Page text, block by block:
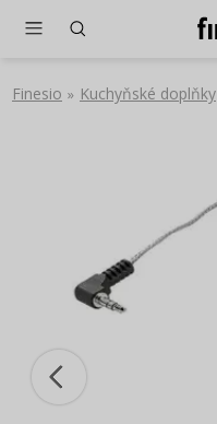
Finesio » Kuchyňské doplňky